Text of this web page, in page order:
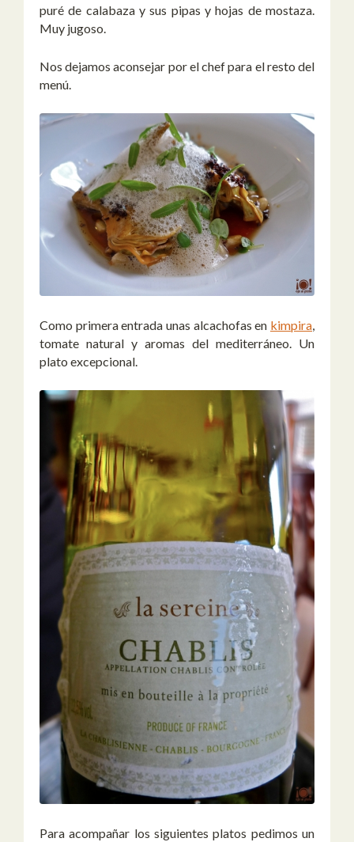
puré de calabaza y sus pipas y hojas de mostaza.
Muy jugoso.
Nos dejamos aconsejar por el chef para el resto del
menú.
Como primera entrada unas alcachofas en kimpira,
tomate natural y aromas del mediterráneo. Un
plato excepcional.
Para acompañar los siguientes platos pedimos un